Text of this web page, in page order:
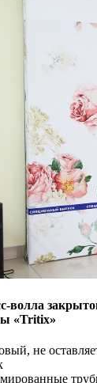
волла
«Tritix»
не